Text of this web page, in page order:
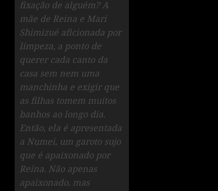
fixação de alguém? A
mãe de Reina e Mari
Shimizué aficionada por
limpeza, a ponto de
querer cada canto da
casa sem nem uma
manchinha e exigir que
as filhas tomem muitos
banhos ao longo dia.
Então, ela é apresentada
a Numei, um garoto sujo
que é apaixonado por
Reina. Não apenas
apaixonado, mas